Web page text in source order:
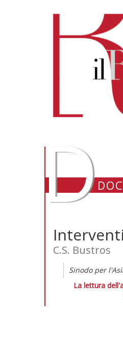
D
C.S. Bustros
Sinodo per
La lettura